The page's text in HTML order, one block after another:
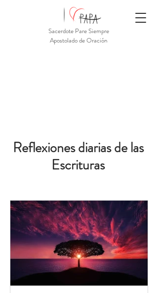
Sacerdote Pare Siempre
Apostolado de Oración
Reflexiones diarias de las
Escrituras